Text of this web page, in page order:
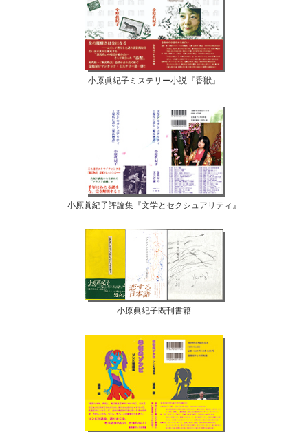
小原眞紀子ミステリー小説『香獣』
小原眞紀子評論集『文学とセクシュアリティ』
小原眞紀子既刊書籍